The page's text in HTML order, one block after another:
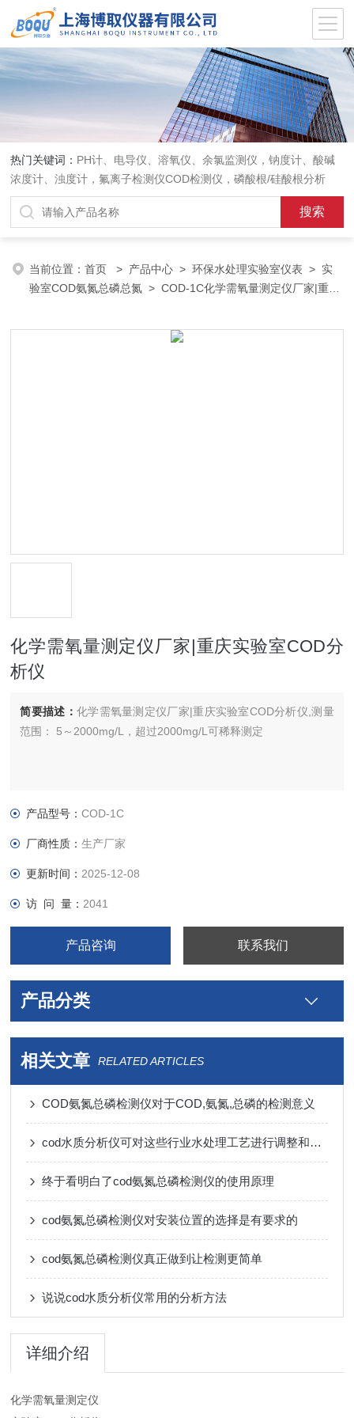
热门关键词： PH计、电导仪、溶氧仪、余氯监测仪，钠度计、酸碱
浓度计、浊度计，氟离子检测仪COD检测仪，磷酸根/硅酸根分析
仪，PH电极、溶氧电极、电导电极
当前位置：首页 > 产品中心 >环保水处理实验室仪表 > 实
验室COD氨氮总磷总氮 > COD-1C化学需氧量测定仪厂家|重庆
化学需氧量测定仪厂家|重庆实验室COD分
析仪
简要描述： 化学需氧量测定仪厂家|重庆实验室COD分析仪,测量
范围： 5～2000mg/L，超过2000mg/L可稀释测定
产品型号：COD-1C
厂商性质：生产厂家
更新时间： 2025-12-08
访 问 量： 2041
产品咨询 联系我们
产品分类
相关文章 RELATED ARTICLES
COD氨氮总磷检测仪对于COD,氨氮,总磷的检测意义
cod水质分析仪可对这些行业水处理工艺进行调整和优化
终于看明白了cod氨氮总磷检测仪的使用原理
cod氨氮总磷检测仪对安装位置的选择是有要求的
cod氨氮总磷检测仪真正做到让检测更简单
说说cod水质分析仪常用的分析方法
详细介绍
化学需氧量测定仪